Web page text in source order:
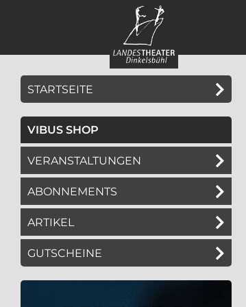
Menü
STARTSEITE
VIBUS SHOP
VERANSTALTUNGEN
ABONNEMENTS
ARTIKEL
GUTSCHEINE